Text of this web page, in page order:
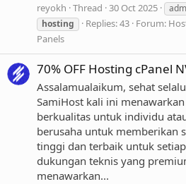
reyokh Thread 30 Oct 2025
hosting
Replies: 43 Forum:
Panels
70% OFF Hosting cPanel
Assalamualaikum, sehat
SamiHost kali ini
berkualitas untuk individu
berusaha untuk memberikan
tinggi dan terbaik untuk
dukungan teknis yang
menawarkan...